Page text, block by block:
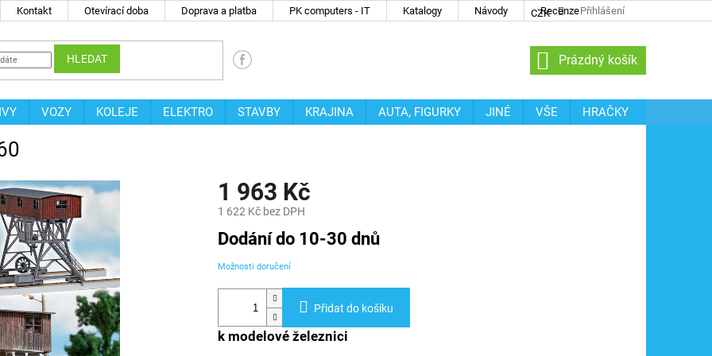
Kontakt Otevírací doba Doprava a platba PK computers - IT Katalogy Návody Recenze
CZK Přihlášení
HLEDAT
NÁKUPNÍ
KOŠÍK
Prázdný košík
VOZY KOLEJE ELEKTRO STAVBY KRAJINA AUTA, FIGURKY JINÉ VŠE
HRAČKY
1 963 Kč
1 622 Kč bez DPH
Měrná
cena:
Dodání do 10-30 dnů
Možnosti doručení
Přidat do košíku
k modelové železnici